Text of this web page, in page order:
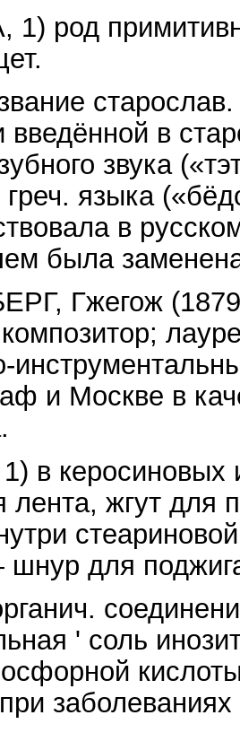
род
старослав.
введённой в
звука
греч. языка
в
была
Гжегож
и Москве в
в керосиновых
лента, жгут для
для
' соль